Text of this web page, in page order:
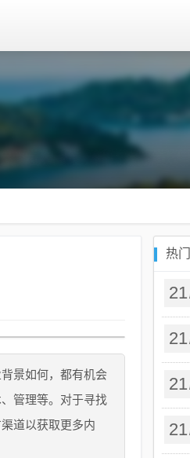
景如何，都有机会
管理等。对于寻找
道以获取更多内
热
21
21
21
21